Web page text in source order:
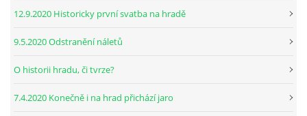
12.9.2020 Historicky první svatba na hradě
9.5.2020 Odstranění náletů
O historii hradu, či tvrze?
7.4.2020 Konečně i na hrad přichází jaro